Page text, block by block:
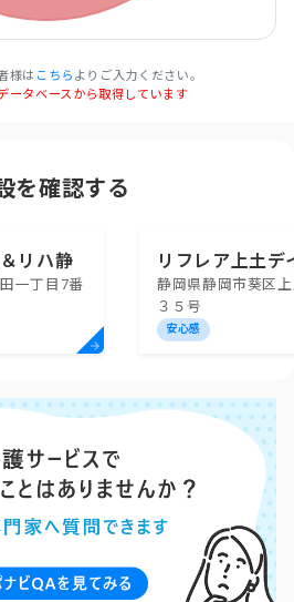
様は こちら よりご入力ください。
ータベースから取得しています
を確認する
リハ静
一丁目7番
リフレア上土デ
静岡県静岡市葵区
３５号
安心感